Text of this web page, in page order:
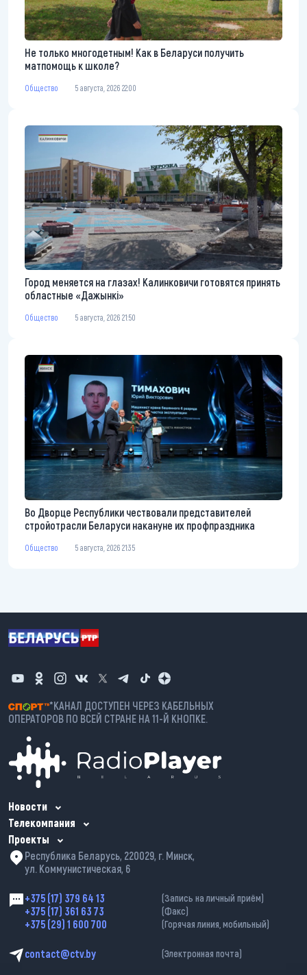
Не только многодетным! Как в Беларуси получить
матпомощь к школе?
Общество 5 августа, 2026 22:00
Город меняется на глазах! Калинковичи готовятся принять
областные «Дажынкі»
Общество 5 августа, 2026 21:50
Во Дворце Республики чествовали представителей
стройотрасли Беларуси накануне их профпраздника
Общество 5 августа, 2026 21:35
*КАНАЛ ДОСТУПЕН ЧЕРЕЗ КАБЕЛЬНЫХ
ОПЕРАТОРОВ ПО ВСЕЙ СТРАНЕ НА 11-Й КНОПКЕ.
Новости
Телекомпания
Проекты
Республика Беларусь, 220029, г. Минск,
ул. Коммунистическая, 6
+375 (17) 379 64 13 (Запись на личный приём)
+375 (17) 361 63 73 (Факс)
+375 (29) 1 600 700 (Горячая линия, мобильный)
contact@ctv.by (Электронная почта)